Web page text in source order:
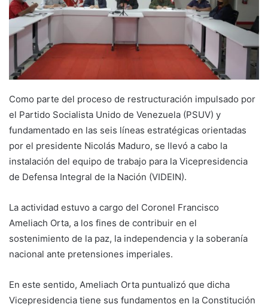
Como parte del proceso de restructuración impulsado por
el Partido Socialista Unido de Venezuela (PSUV) y
fundamentado en las seis líneas estratégicas orientadas
por el presidente Nicolás Maduro, se llevó a cabo la
instalación del equipo de trabajo para la Vicepresidencia
de Defensa Integral de la Nación (VIDEIN).
La actividad estuvo a cargo del Coronel Francisco
Ameliach Orta, a los fines de contribuir en el
sostenimiento de la paz, la independencia y la soberanía
nacional ante pretensiones imperiales.
En este sentido, Ameliach Orta puntualizó que dicha
Vicepresidencia tiene sus fundamentos en la Constitución